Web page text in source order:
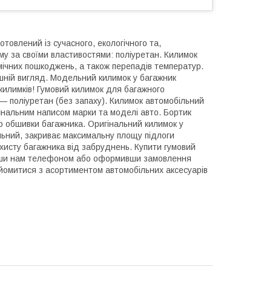
із сучасного, екологічного та,
за своїми властивостями: поліуретан. Килимок
пошкоджень, а також перепадів температур.
вигляд. Модельний килимок у багажник
Гумовий килимок для багажного
(без запаху). Килимок автомобільний
написом марки та моделі авто. Бортик
багажника. Оригінальний килимок у
закриває максимальну площу підлоги
багажника від забруднень. Купити гумовий
нам телефоном або оформивши замовлення
з асортиментом автомобільних аксесуарів